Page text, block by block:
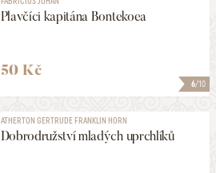
6/10
Plavčíci kapitána Bontekoea
50 Kč
ATHERTON GERTRUDE FRANKLIN HORN
Dobrodružství mladých uprchlíků